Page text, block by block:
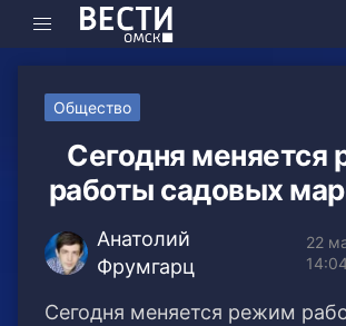
Общество
Сегодня меняется
работы садовых
Анатолий
Фрумгарц
22
14:04
Сегодня меняется режим